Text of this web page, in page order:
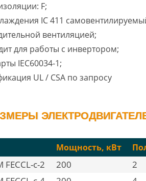
F;
IC 411
вентиляцией;
для работы с инвертором;
IEC60034-1;
UL / CSA по запросу
Мощность, кВт
FECCL-c-2 200
2